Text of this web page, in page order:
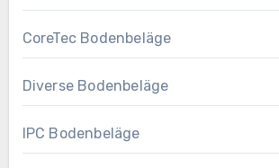
CoreTec Bodenbeläge
Diverse Bodenbeläge
IPC Bodenbeläge